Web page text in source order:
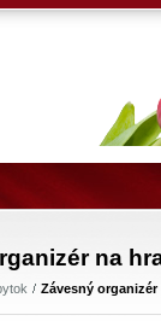
na
Závesný organizér